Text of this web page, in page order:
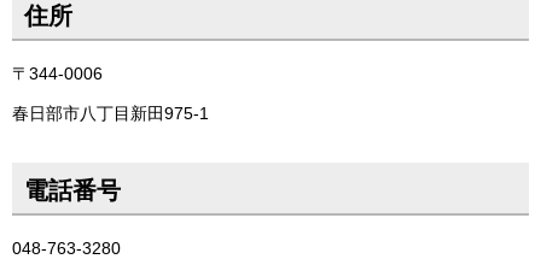
住所
〒344-0006
春日部市八丁目新田975-1
電話番号
048-763-3280